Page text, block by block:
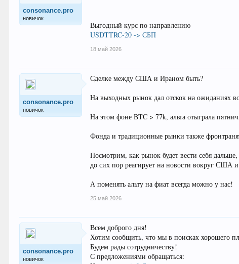
consonance.pro
новичок
Выгодный курс по направлению
USDTTRC-20 -> СБП
18 май 2026
consonance.pro
новичок
Сделке между США и Ираном быть?
На выходных рынок дал отскок на ожиданиях
На этом фоне BTC > 77k, альта отыграла
Фонда и традиционные рынки также
Посмотрим, как рынок будет вести себя
до сих пор реагирует на новости вокруг США
А поменять альту на фиат всегда можно у нас!
25 май 2026
consonance.pro
новичок
Всем доброго дня!
Хотим сообщить, что мы в поисках хорошего
Будем рады сотрудничеству!
С предложениями обращаться: